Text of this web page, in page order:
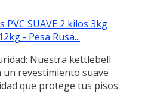
PVC SUAVE 2 kilos 3kg
- Pesa Rusa...
Nuestra kettlebell
un revestimiento suave
que protege tus pisos